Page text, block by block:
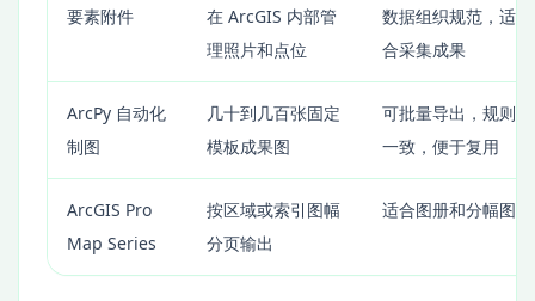
要素附件
在 ArcGIS 内部管
理照片和点位
数据组织规范，适
合采集成果
ArcPy 自动化
制图
几十到几百张固定
模板成果图
可批量导出，规则
一致，便于复用
ArcGIS Pro
Map Series
按区域或索引图幅
分页输出
适合图册和分幅图